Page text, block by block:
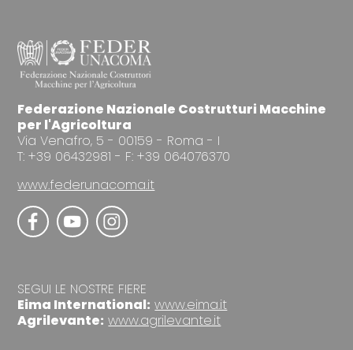
Federazione Nazionale Costrutturi Macchine
per l'Agricoltura
Via Venafro, 5 - 00159 - Roma - I
T: +39 06432981 - F: +39 064076370
www.federunacoma.it
SEGUI LE NOSTRE FIERE
Eima International: www.eima.it
Agrilevante: www.agrilevante.it